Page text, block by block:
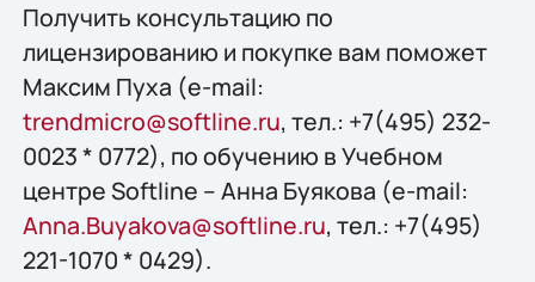
Получить конcультацию по
лицензированию и покупке вам поможет
Максим Пуха (e-mail:
trendmicro@softline.ru, тел.: +7(495) 232-
0023 * 0772), по обучению в Учебном
центре Softline – Анна Буякова (e-mail:
Anna.Buyakova@softline.ru, тел.: +7(495)
221-1070 * 0429).